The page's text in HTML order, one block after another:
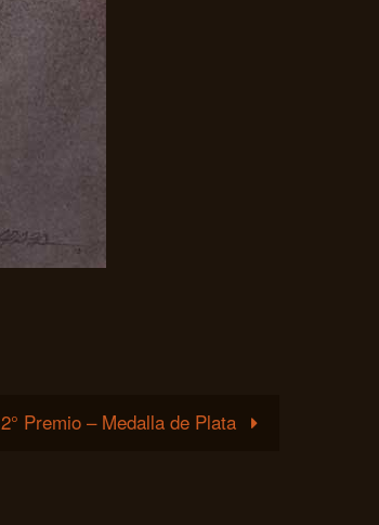
2° Premio – Medalla de Plata